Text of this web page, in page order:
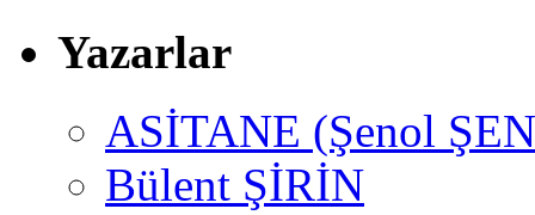
Yazarlar
ASİTANE (Şenol
Bülent ŞİRİN